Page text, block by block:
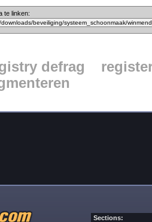
te linken:
defrag
Sections: